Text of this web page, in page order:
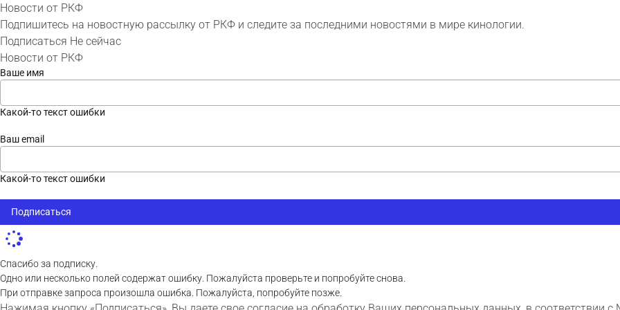
Новости от РКФ
Подпишитесь на новостную рассылку от РКФ и следите за последними новостями в мире кинологии.
Подписаться Не сейчас
Новости от РКФ
Ваше имя
Какой-то текст ошибки
Ваш email
Какой-то текст ошибки
Подписаться
Спасибо за подписку.
Одно или несколько полей содержат ошибку. Пожалуйста проверьте и попробуйте снова.
При отправке запроса произошла ошибка. Пожалуйста, попробуйте позже.